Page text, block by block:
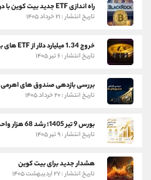
راه اندازی ETF جدید بیت کوین با درآمد ماهانه
تاریخ انتشار : ۲۱ خرداد ۱۴۰۵
خروج 1.34 میلیارد دلار از ETF های بیت کوین در یک هفته
تاریخ انتشار : ۶ تیر ۱۴۰۵
بررسی بازدهی صندوق های اهرمی
تاریخ انتشار : ۲۰ خرداد ۱۴۰۵
تاریخ انتشار : ۹ تیر ۱۴۰۵
هشدار جدید برای بیت کوین
تاریخ انتشار : ۲۷ اردیبهشت ۱۴۰۵